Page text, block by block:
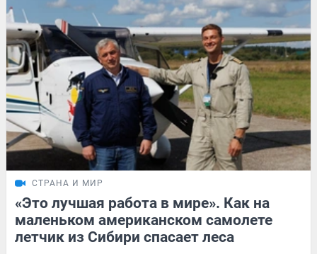
СТРАНА И МИР
«Это лучшая работа в мире». Как на
маленьком американском самолете
летчик из Сибири спасает леса